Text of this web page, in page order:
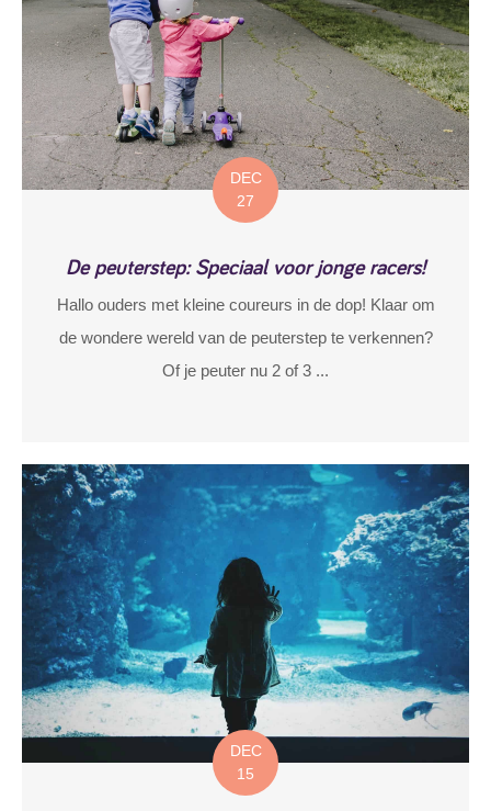
DEC
27
De peuterstep: Speciaal voor jonge racers!
Hallo ouders met kleine coureurs in de dop! Klaar om
de wondere wereld van de peuterstep te verkennen?
Of je peuter nu 2 of 3 ...
DEC
15